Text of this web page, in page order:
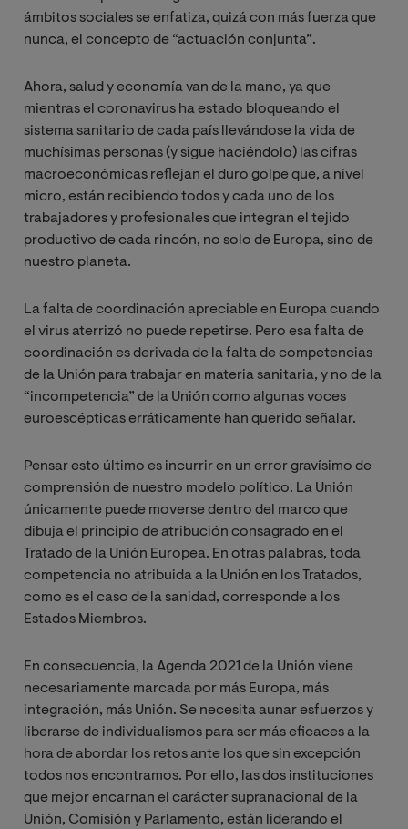
ámbitos sociales se enfatiza, quizá con más fuerza que
nunca, el concepto de “actuación conjunta”.
Ahora, salud y economía van de la mano, ya que
mientras el coronavirus ha estado bloqueando el
sistema sanitario de cada país llevándose la vida de
muchísimas personas (y sigue haciéndolo) las cifras
macroeconómicas reflejan el duro golpe que, a nivel
micro, están recibiendo todos y cada uno de los
trabajadores y profesionales que integran el tejido
productivo de cada rincón, no solo de Europa, sino de
nuestro planeta.
La falta de coordinación apreciable en Europa cuando
el virus aterrizó no puede repetirse. Pero esa falta de
coordinación es derivada de la falta de competencias
de la Unión para trabajar en materia sanitaria, y no de la
“incompetencia” de la Unión como algunas voces
euroescépticas erráticamente han querido señalar.
Pensar esto último es incurrir en un error gravísimo de
comprensión de nuestro modelo político. La Unión
únicamente puede moverse dentro del marco que
dibuja el principio de atribución consagrado en el
Tratado de la Unión Europea. En otras palabras, toda
competencia no atribuida a la Unión en los Tratados,
como es el caso de la sanidad, corresponde a los
Estados Miembros.
En consecuencia, la Agenda 2021 de la Unión viene
necesariamente marcada por más Europa, más
integración, más Unión. Se necesita aunar esfuerzos y
liberarse de individualismos para ser más eficaces a la
hora de abordar los retos ante los que sin excepción
todos nos encontramos. Por ello, las dos instituciones
que mejor encarnan el carácter supranacional de la
Unión, Comisión y Parlamento, están liderando el